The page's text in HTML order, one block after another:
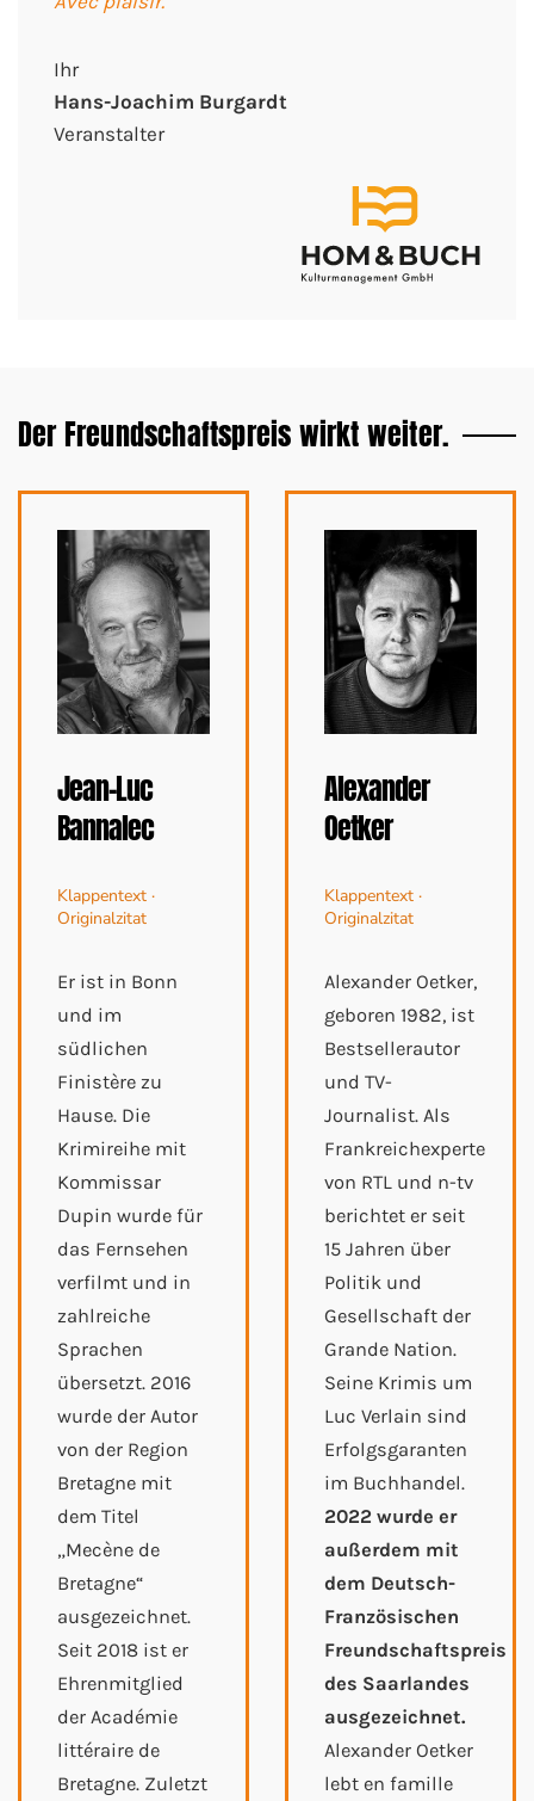
Ihr
Hans-Joachim Burgardt
Veranstalter
Der Freundschaftspreis wirkt weiter.
Jean-Luc
Bannalec
Klappentext ·
Originalzitat
Er ist in Bonn
und im
südlichen
Finistère zu
Hause. Die
Krimireihe mit
Kommissar
Dupin wurde für
das Fernsehen
verfilmt und in
zahlreiche
Sprachen
übersetzt. 2016
wurde der Autor
von der Region
Bretagne mit
dem Titel
„Mecène de
Bretagne“
ausgezeichnet.
Seit 2018 ist er
Ehrenmitglied
der Académie
littéraire de
Bretagne. Zuletzt
Alexander
Oetker
Klappentext ·
Originalzitat
Alexander Oetker,
geboren 1982, ist
Bestsellerautor
und TV-
Journalist. Als
Frankreichexperte
von RTL und n-tv
berichtet er seit
15 Jahren über
Politik und
Gesellschaft der
Grande Nation.
Seine Krimis um
Luc Verlain sind
Erfolgsgaranten
im Buchhandel.
2022 wurde er
außerdem mit
dem Deutsch-
Französischen
Freundschaftspreis
des Saarlandes
ausgezeichnet.
Alexander Oetker
lebt en famille